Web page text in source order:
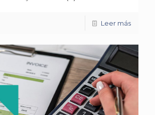
Leer más